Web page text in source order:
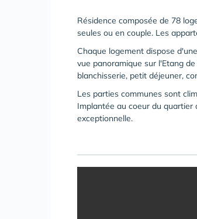
Résidence composée de 78
seules ou en couple. Les
Chaque logement dispose
vue panoramique sur l'Etang
blanchisserie, petit déjeuner,
Les parties communes sont
Implantée au coeur du quartier
exceptionnelle.